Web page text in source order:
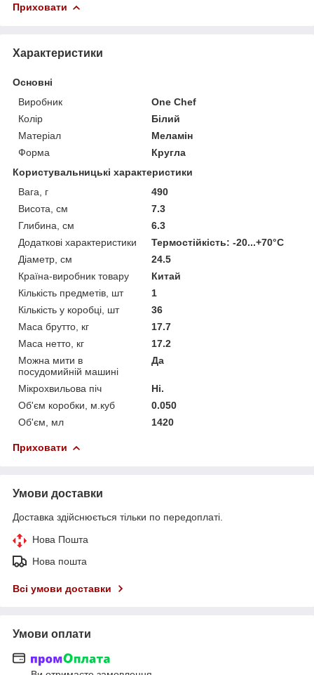
Приховати
Характеристики
Основні
Виробник
One Chef
Колір
Білий
Матеріал
Меламін
Форма
Кругла
Користувальницькі характеристики
Вага, г
490
Висота, см
7.3
Глибина, см
6.3
Додаткові характеристики
Термостійкість: -20...+70°С
Діаметр, см
24.5
Країна-виробник товару
Китай
Кількість предметів, шт
1
Кількість у коробці, шт
36
Маса брутто, кг
17.7
Маса нетто, кг
17.2
Можна мити в
посудомийній машині
Да
Мікрохвильова піч
Ні.
Об'єм коробки, м.куб
0.050
Об'єм, мл
1420
Приховати
Умови доставки
Доставка здійснюється тільки по передоплаті.
Нова Пошта
Нова пошта
Всі умови доставки
Умови оплати